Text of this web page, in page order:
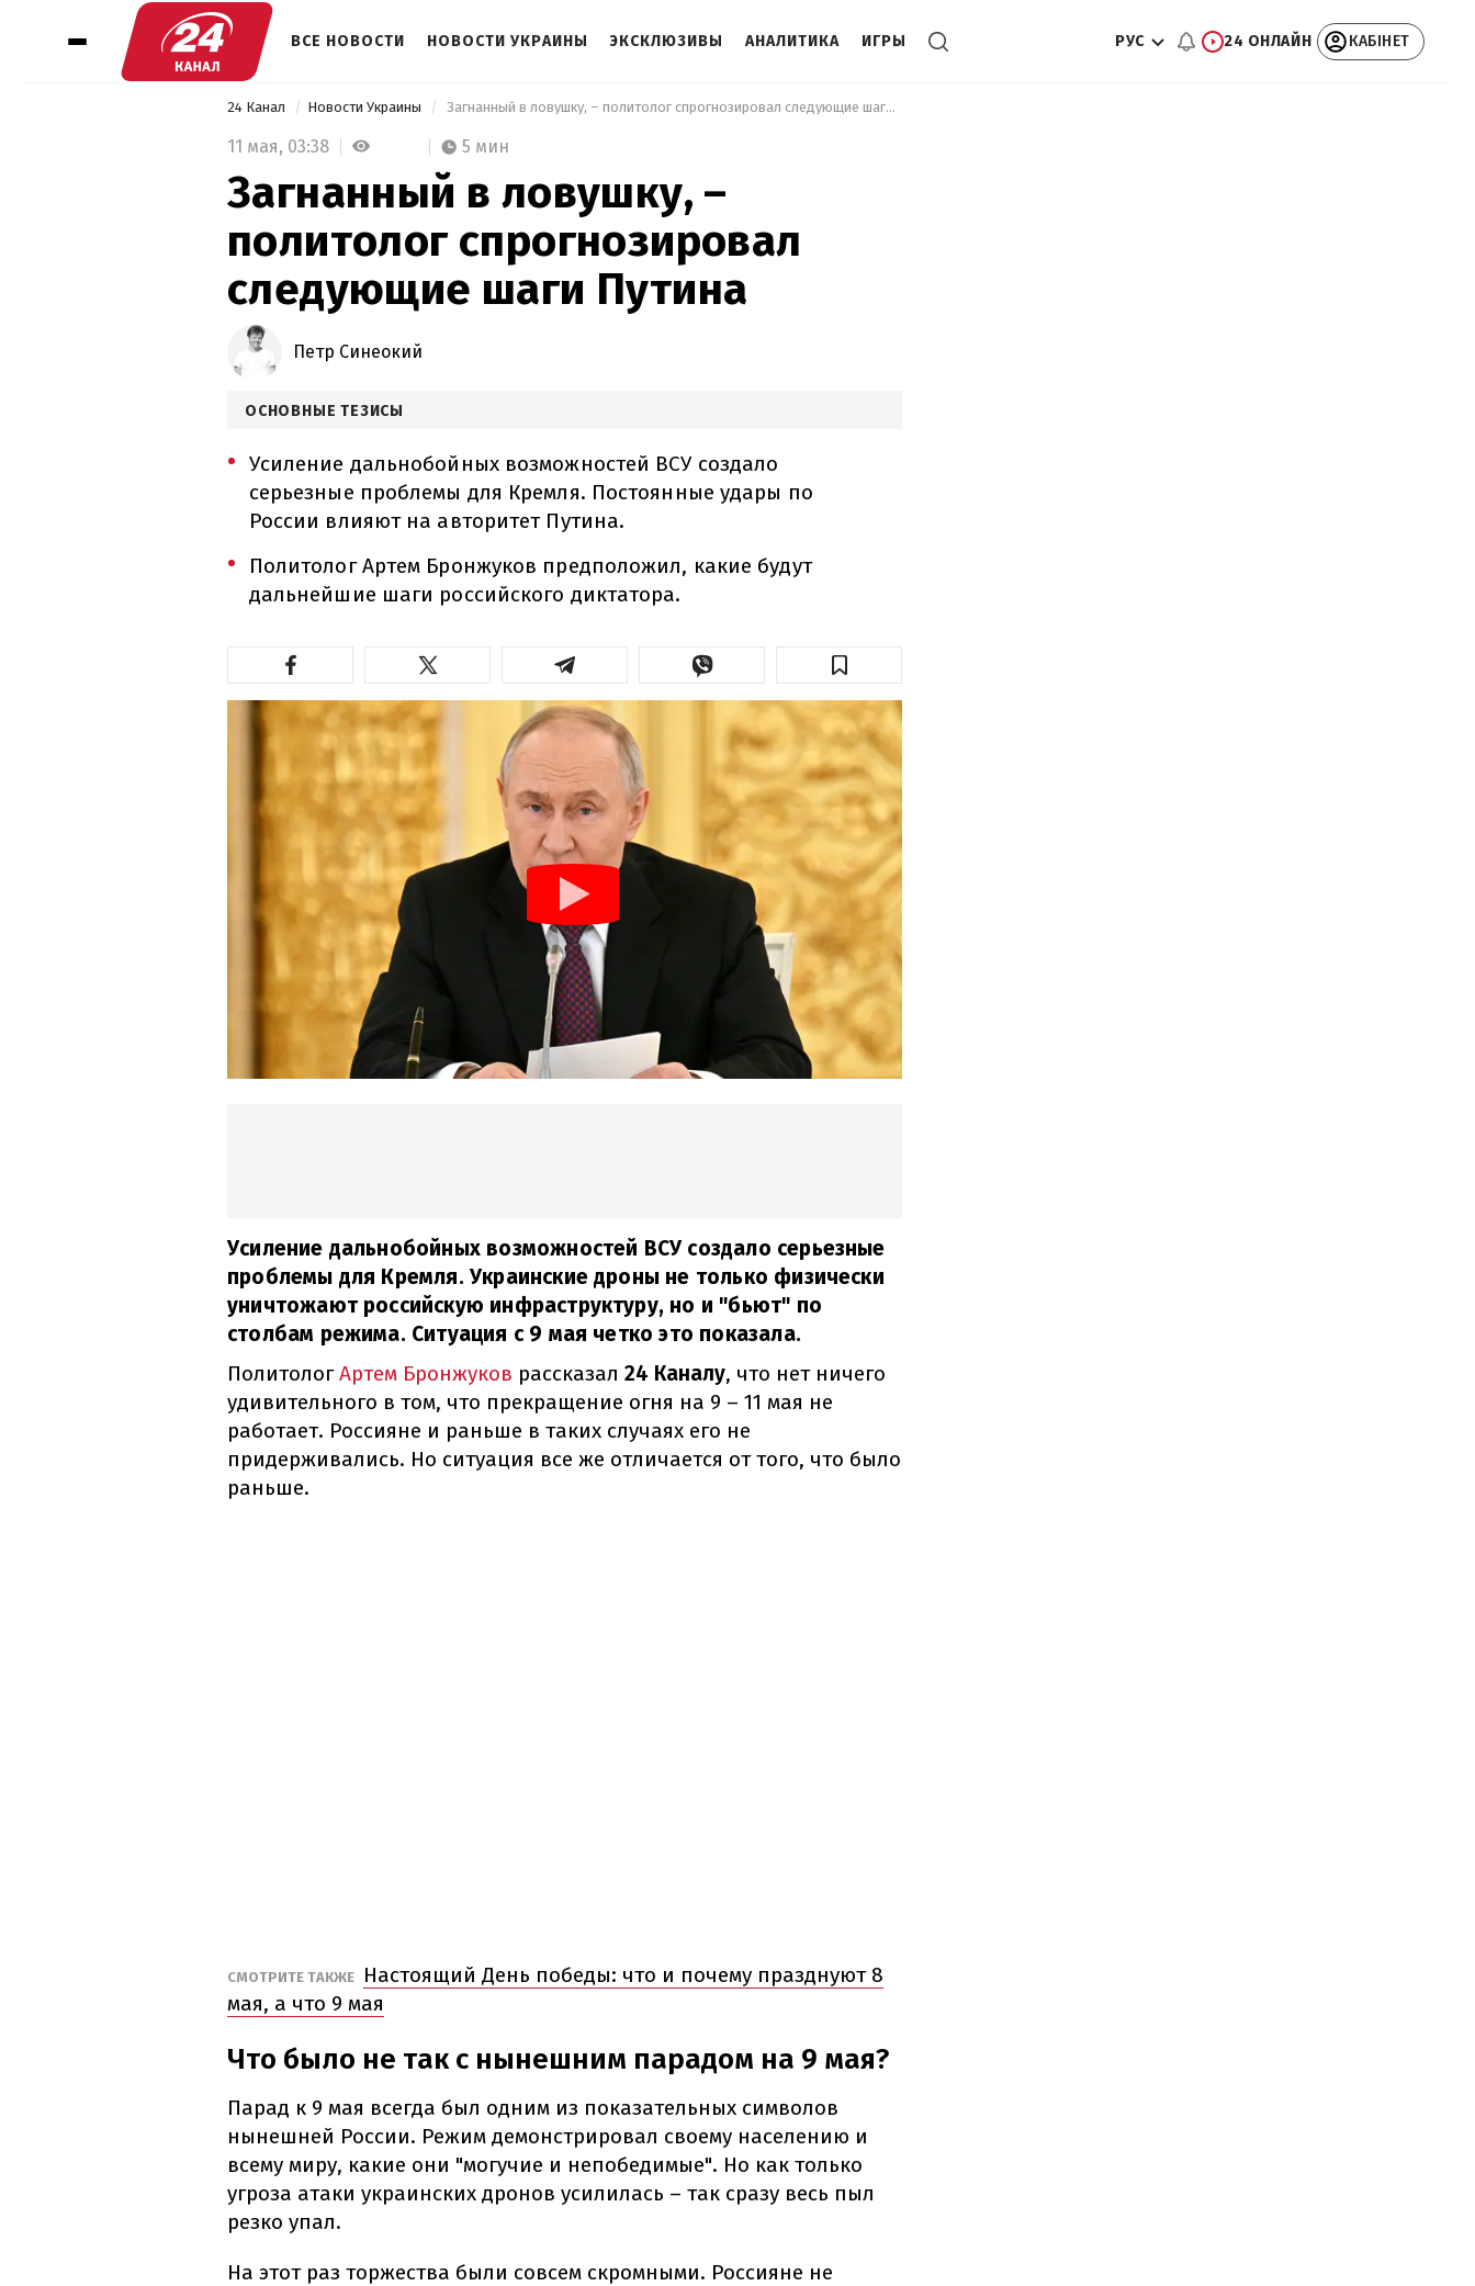
ВСЕ НОВОСТИ НОВОСТИ УКРАИНЫ ЭКСКЛЮЗИВЫ АНАЛИТИКА ИГРЫ РУС 24 ОНЛАЙН КАБІНЕТ
24 Канал Новости Украины Загнанный в ловушку, – политолог спрогнозировал следующие шаги Путина
11 мая, 03:38 5 мин
Загнанный в ловушку, –
политолог спрогнозировал
следующие шаги Путина
Петр Синеокий
ОСНОВНЫЕ ТЕЗИСЫ
Усиление дальнобойных возможностей ВСУ создало
серьезные проблемы для Кремля. Постоянные удары по
России влияют на авторитет Путина.
Политолог Артем Бронжуков предположил, какие будут
дальнейшие шаги российского диктатора.
Усиление дальнобойных возможностей ВСУ создало серьезные
проблемы для Кремля. Украинские дроны не только физически
уничтожают российскую инфраструктуру, но и "бьют" по
столбам режима. Ситуация с 9 мая четко это показала.
ПолитологАртем Бронжуков рассказал 24 Каналу, что нет ничего
удивительного в том, что прекращение огня на 9 – 11 мая не
работает. Россияне и раньше в таких случаях его не
придерживались. Но ситуация все же отличается от того, что было
раньше.
СМОТРИТЕ ТАКЖЕ
Настоящий День победы: что и почему празднуют 8
мая, а что 9 мая
Что было не так с нынешним парадом на 9 мая?
Парад к 9 мая всегда был одним из показательных символов
нынешней России. Режим демонстрировал своему населению и
всему миру, какие они "могучие и непобедимые". Но как только
угроза атаки украинских дронов усилилась – так сразу весь пыл
резко упал.
На этот раз торжества были совсем скромными. Россияне не